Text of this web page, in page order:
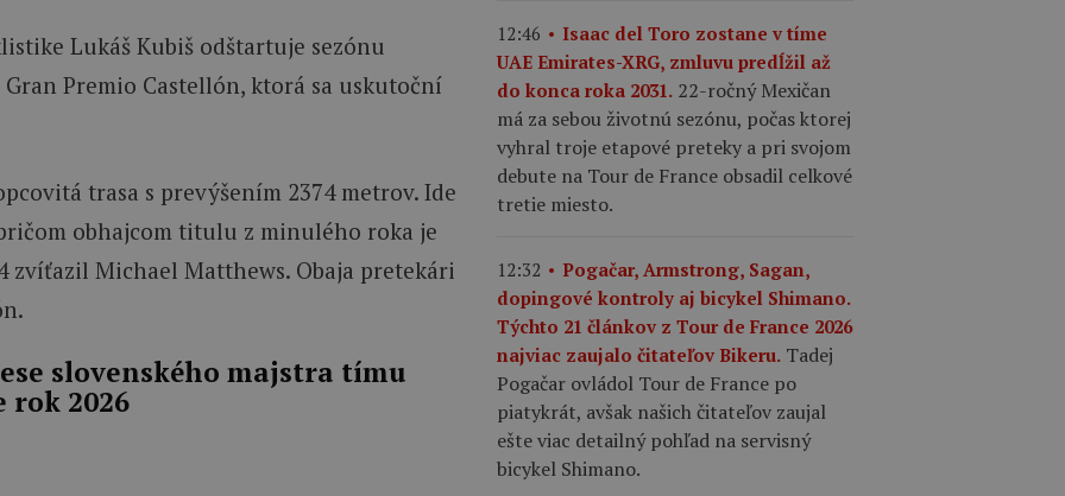
Lukáš Kubiš odštartuje sezónu
Premio Castellón, ktorá sa uskutoční
trasa s prevýšením 2374 metrov. Ide
obhajcom titulu z minulého roka je
zvíťazil Michael Matthews. Obaja pretekári
slovenského majstra tímu
rok 2026
12:46
Isaac del Toro zostane v tíme
UAE Emirates-XRG, zmluvu predĺžil až
do konca roka 2031. 22-ročný Mexičan
má za sebou životnú sezónu, počas ktorej
vyhral troje etapové preteky a pri svojom
debute na Tour de France obsadil celkové
tretie miesto.
12:32
Pogačar, Armstrong, Sagan,
dopingové kontroly aj bicykel Shimano.
Týchto 21 článkov z Tour de France 2026
najviac zaujalo čitateľov Bikeru. Tadej
Pogačar ovládol Tour de France po
piatykrát, avšak našich čitateľov zaujal
ešte viac detailný pohľad na servisný
bicykel Shimano.